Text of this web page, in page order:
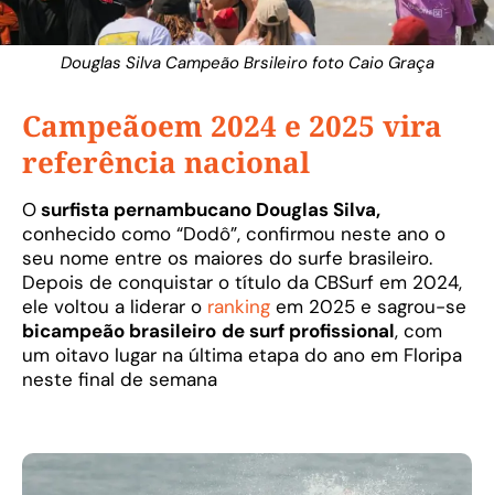
Douglas Silva Campeão Brsileiro foto Caio Graça
Campeãoem 2024 e 2025 vira
referência nacional
Osurfista pernambucano Douglas Silva,
conhecido como “Dodô”, confirmou neste ano o
seu nome entre os maiores do surfe brasileiro.
Depois de conquistar o título da CBSurf em 2024,
ele voltou a liderar o ranking em 2025 e sagrou-se
bicampeão brasileiro de surf profissional, com
um oitavo lugar na última etapa do ano em Floripa
neste final de semana